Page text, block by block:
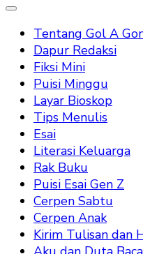
Tentang Gol A
Dapur Redaksi
Fiksi Mini
Puisi Minggu
Layar Bioskop
Tips Menulis
Esai
Literasi Keluarga
Rak Buku
Puisi Esai Gen Z
Cerpen Sabtu
Cerpen Anak
Kirim Tulisan dan